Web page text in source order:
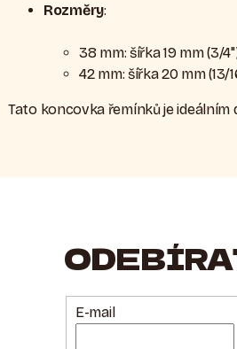
Rozměry:
38 mm: šířka 19 mm (3/
42 mm: šířka 20 mm (13/
Tato koncovka řemínků je
E-mail